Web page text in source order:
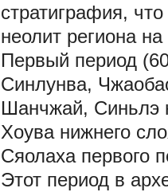
стратиграфия,
неолит региона
Первый период
Синлунва,
Шанчжай, Синьлэ
Хоува нижнего
Сяолаха первого
Этот период в